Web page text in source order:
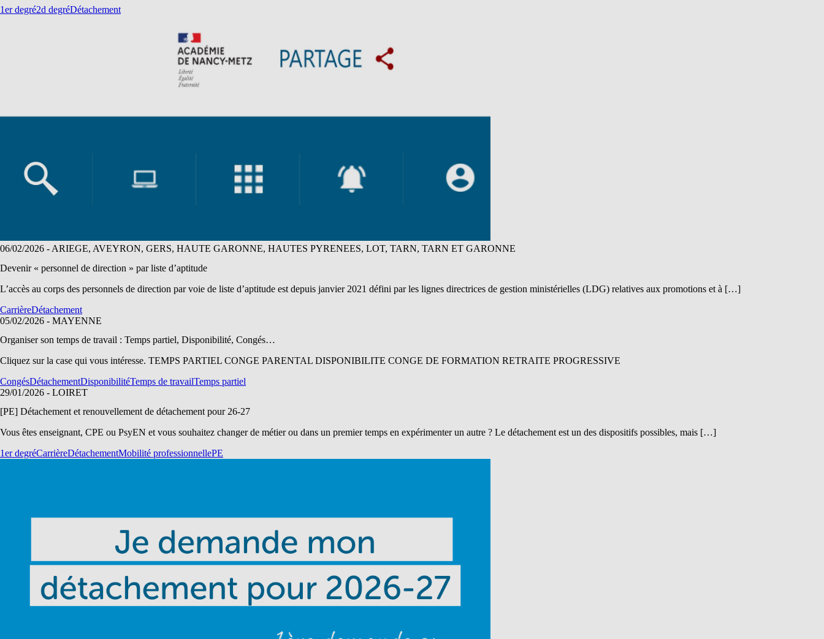
1er degré2d degréDétachement
06/02/2026 - ARIEGE, AVEYRON, GERS, HAUTE GARONNE, HAUTES PYRENEES, LOT, TARN, TARN ET GARONNE
Devenir « personnel de direction » par liste d’aptitude
L’accès au corps des personnels de direction par voie de liste d’aptitude est depuis janvier 2021 défini par les lignes directrices de gestion ministérielles (LDG) relatives aux promotions et à […]
CarrièreDétachement
05/02/2026 - MAYENNE
Organiser son temps de travail : Temps partiel, Disponibilité, Congés…
Cliquez sur la case qui vous intéresse. TEMPS PARTIEL CONGE PARENTAL DISPONIBILITE CONGE DE FORMATION RETRAITE PROGRESSIVE
CongésDétachementDisponibilitéTemps de travailTemps partiel
29/01/2026 - LOIRET
[PE] Détachement et renouvellement de détachement pour 26-27
Vous êtes enseignant, CPE ou PsyEN et vous souhaitez changer de métier ou dans un premier temps en expérimenter un autre ? Le détachement est un des dispositifs possibles, mais […]
1er degréCarrièreDétachementMobilité professionnellePE